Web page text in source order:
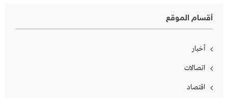
أقسام الموقع
أخبار
اتصالات
اقتصاد